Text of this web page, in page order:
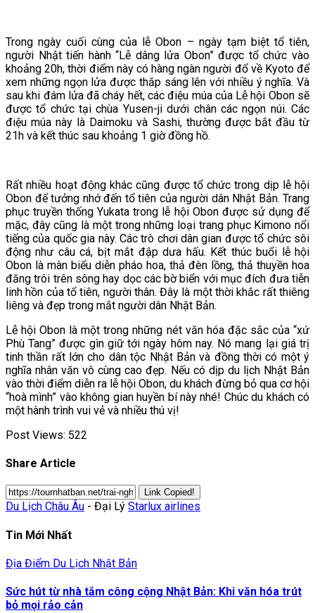
Trong ngày cuối cùng của lễ Obon – ngày tạm biệt tổ tiên,
người Nhật tiến hành “Lễ dâng lửa Obon” được tổ chức vào
khoảng 20h, thời điểm này có hàng ngàn người đổ về Kyoto để
xem những ngọn lửa được thắp sáng lên với nhiều ý nghĩa. Và
sau khi đám lửa đã cháy hết, các điệu múa của Lễ hội Obon sẽ
được tổ chức tại chùa Yusen-ji dưới chân các ngọn núi. Các
điệu múa này là Daimoku và Sashi, thường được bắt đầu từ
21h và kết thúc sau khoảng 1 giờ đồng hồ.
Rất nhiều hoạt động khác cũng được tổ chức trong dịp lễ hội
Obon để tưởng nhớ đến tổ tiên của người dân Nhật Bản. Trang
phục truyền thống Yukata trong lễ hội Obon được sử dụng để
mặc, đây cũng là một trong những loại trang phục Kimono nổi
tiếng của quốc gia này. Các trò chơi dân gian được tổ chức sôi
động như câu cá, bịt mắt đập dưa hấu. Kết thúc buổi lễ hội
Obon là màn biểu diễn pháo hoa, thả đèn lồng, thả thuyền hoa
đăng trôi trên sông hay dọc các bờ biển với mục đích đưa tiễn
linh hồn của tổ tiên, người thân. Đây là một thời khắc rất thiêng
liêng và đẹp trong mắt người dân Nhật Bản.
Lễ hội Obon là một trong những nét văn hóa đặc sắc của “xứ
Phù Tang” được gìn giữ tới ngày hôm nay. Nó mang lại giá trị
tinh thần rất lớn cho dân tộc Nhật Bản và đồng thời có một ý
nghĩa nhân văn vô cùng cao đẹp. Nếu có dịp du lịch Nhật Bản
vào thời điểm diễn ra lễ hội Obon, du khách đừng bỏ qua cơ hội
“hoà mình” vào không gian huyền bí này nhé! Chúc du khách có
một hành trình vui vẻ và nhiều thú vị!
Post Views: 522
Share Article
Link Copied!
Du Lịch Châu Âu - Đại Lý Starlux airlines
Tin Mới Nhất
Địa Điểm Du Lịch Nhật Bản
Sức hút từ nhà tắm công cộng Nhật Bản: Khi văn hóa trút
bỏ mọi rảo cản